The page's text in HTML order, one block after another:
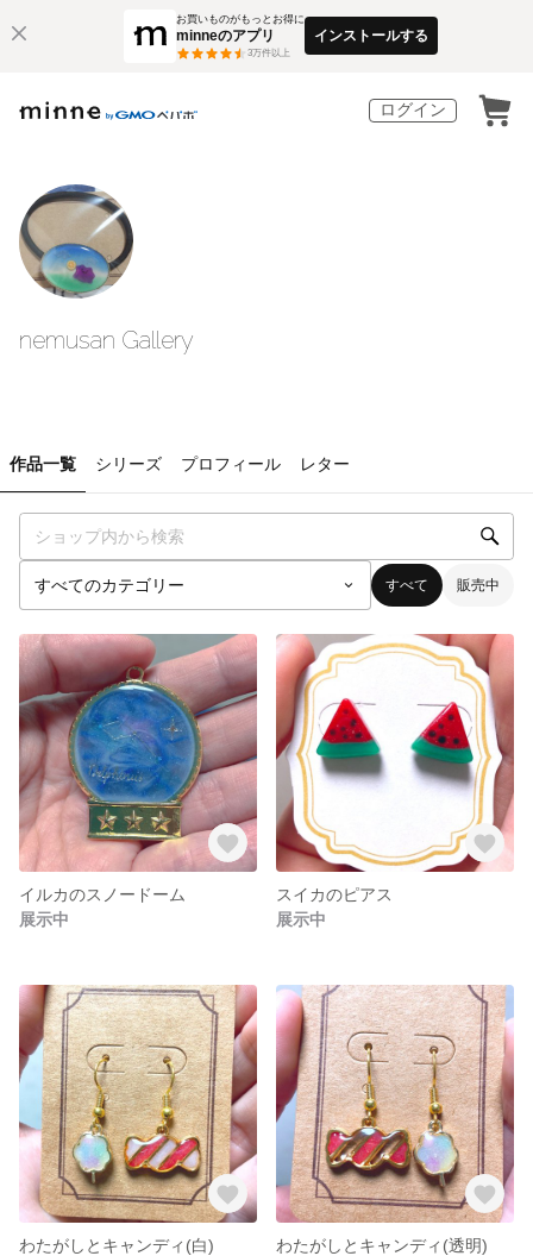
お買いものがもっとお得に
minneのアプリ
3万件以上
インストールする
ログイン
nemusan Gallery
作品一覧 シリーズ プロフィール レター
すべて 販売中
イルカのスノードーム
展示中
スイカのピアス
展示中
わたがしとキャンディ(白)
わたがしとキャンディ(透明)